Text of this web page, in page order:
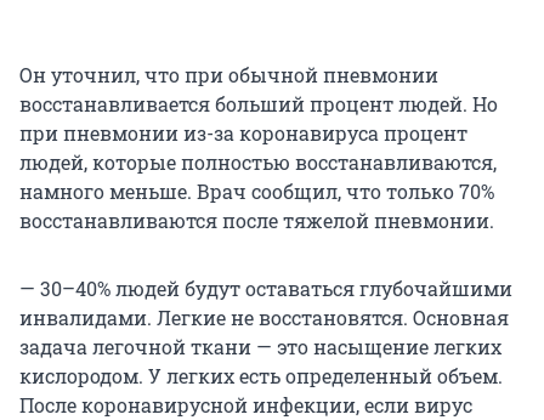
Он уточнил, что при обычной пневмонии
восстанавливается больший процент людей. Но
при пневмонии из-за коронавируса процент
людей, которые полностью восстанавливаются,
намного меньше. Врач сообщил, что только 70%
восстанавливаются после тяжелой пневмонии.
— 30–40% людей будут оставаться глубочайшими
инвалидами. Легкие не восстановятся. Основная
задача легочной ткани — это насыщение легких
кислородом. У легких есть определенный объем.
После коронавирусной инфекции, если вирус